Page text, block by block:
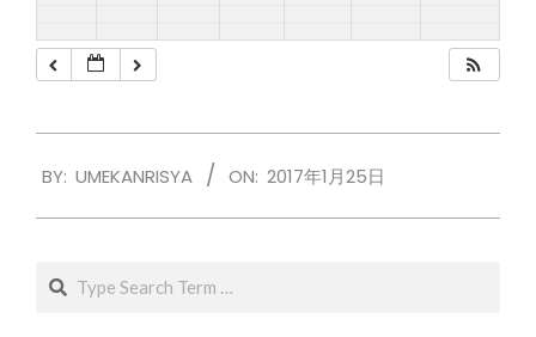
01-
BY: UMEKANRISYA ON: 2017年1月25日
Search